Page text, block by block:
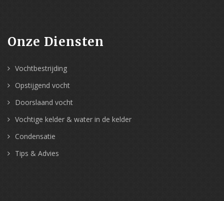
Onze Diensten
Vochtbestrijding
Opstijgend vocht
Doorslaand vocht
Vochtige kelder & water in de kelder
Condensatie
Tips & Advies